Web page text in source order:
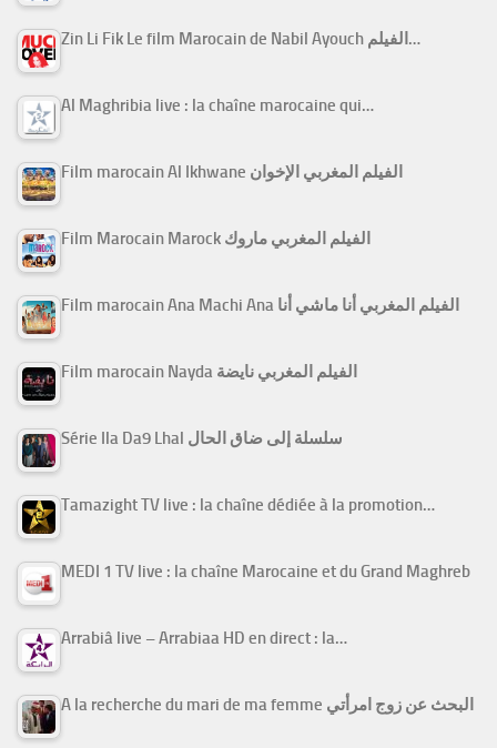
Zin Li Fik Le film Marocain de Nabil Ayouch الفيلم…
Al Maghribia live : la chaîne marocaine qui…
Film marocain Al Ikhwane الفيلم المغربي الإخوان
Film Marocain Marock الفيلم المغربي ماروك
Film marocain Ana Machi Ana الفيلم المغربي أنا ماشي أنا
Film marocain Nayda الفيلم المغربي نايضة
Série Ila Da9 Lhal سلسلة إلى ضاق الحال
Tamazight TV live : la chaîne dédiée à la promotion…
MEDI 1 TV live : la chaîne Marocaine et du Grand Maghreb
Arrabiâ live – Arrabiaa HD en direct : la…
A la recherche du mari de ma femme البحث عن زوج امرأتي